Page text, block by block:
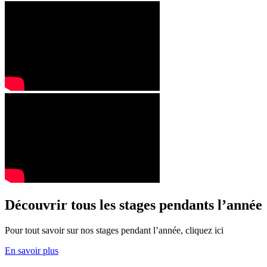
Découvrir tous les stages pendants l’année
Pour tout savoir sur nos stages pendant l’année, cliquez ici
En savoir plus